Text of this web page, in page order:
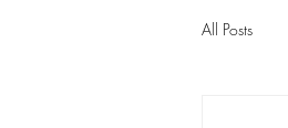
All Posts